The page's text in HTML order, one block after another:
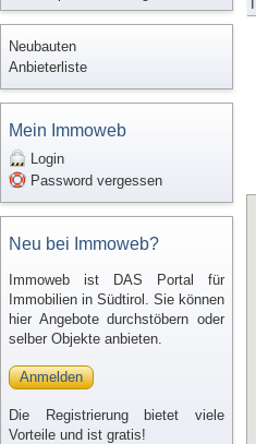
Neubauten
Anbieterliste
Mein Immoweb
Login
Password vergessen
Neu bei Immoweb?
Immoweb ist DAS Portal für
Immobilien in Südtirol. Sie können
hier Angebote durchstöbern oder
selber Objekte anbieten.
Anmelden
Die Registrierung bietet viele
Vorteile und ist gratis!